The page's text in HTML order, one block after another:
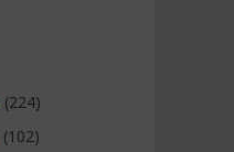
(224)
(102)